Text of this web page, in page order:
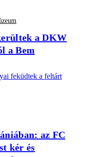
a DKW
a Bem
feküdtek a feltárt
az FC
kér és